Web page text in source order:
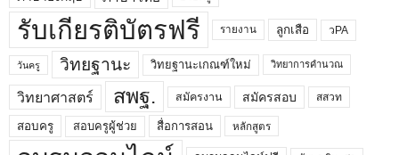
รับเกียรติบัตรฟรี รายงาน ลูกเสือ วPA
วันครู วิทยฐานะ วิทยฐานะเกณฑ์ใหม่ วิทยาการคำนวณ
วิทยาศาสตร์ สพฐ. สมัครงาน สมัครสอบ สสวท
สอบครู สอบครูผู้ช่วย สื่อการสอน หลักสูตร